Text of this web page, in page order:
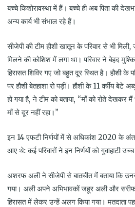
बच्चे किशोरावस्था में हैं। बच्चे ही अब पिता की
अन्य कार्य भी संभाल रहे हैं।
सीजेपी की टीम हौशी खातून के परिवार से भी मिली,
मिलने की कोशिश में लगा था। परिवार ने बेहद
हिरासत शिविर गए जो बहुत दूर स्थित है। हौशी के
पर हौशी बेतहाशा रो पड़ीं। हौशी के 11 वर्षीय बेटे
हो गया है, ने टीम को बताया, “माँ को रोते देखकर
माँ से दूर नहीं रहा।”
इन 14 एफटी निर्णयों में से अधिकांश 2020 के
आए थे: कई परिवारों ने इन निर्णयों को गुवाहाटी
अशरफ अली ने सीजेपी से बातचीत में बताया कि
गया। अली अपने अभिभावकों जहूर अली और
हिरासत में लेकर उन्हें अलग किया गया। मतदाता